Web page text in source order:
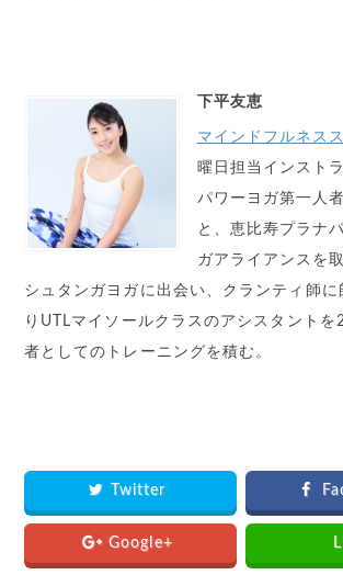
下平友恵
マインドフルネス
曜日担当インスト
パワーヨガ第一人
と、恵比寿プラナ
ガアライアンスを
シュタンガヨガに出会い、クランティ師に
りUTLマイソールクラスのアシスタントを
者としてのトレーニングを積む。
Twitter
Google+